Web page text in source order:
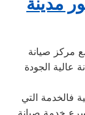
عالية الجودة
فالخدمة التي
خدمة صيانة